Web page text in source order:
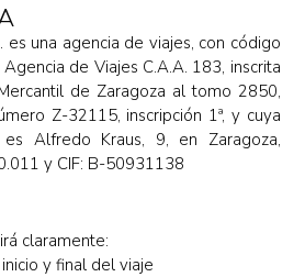
es una agencia de viajes, con código
de Viajes C.A.A. 183, inscrita
de Zaragoza al tomo 2850,
Z-32115, inscripción 1ª, y cuya
es Alfredo Kraus, 9, en Zaragoza,
y CIF: B-50931138
claramente:
y final del viaje